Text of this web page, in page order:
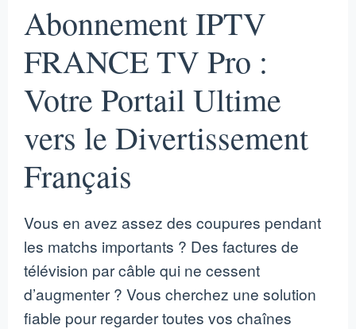
Abonnement IPTV
FRANCE TV Pro :
Votre Portail Ultime
vers le Divertissement
Français
Vous en avez assez des coupures pendant
les matchs importants ? Des factures de
télévision par câble qui ne cessent
d’augmenter ? Vous cherchez une solution
fiable pour regarder toutes vos chaînes